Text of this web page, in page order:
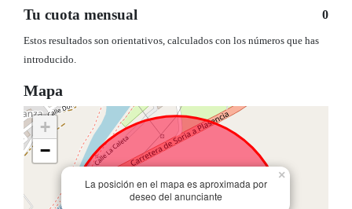
Tu cuota mensual 0
Estos resultados son orientativos, calculados con los números que has
introducido.
Mapa
La posición en el mapa es aproximada por
deseo del anunciante
×
+
−